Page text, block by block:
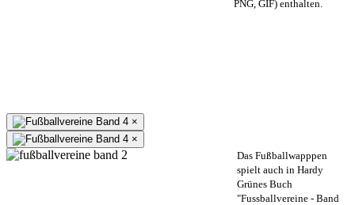
PNG, GIF) enthalten.
×
×
Das Fußballwapppen
spielt auch in Hardy
Grünes Buch
"Fussballvereine - Band